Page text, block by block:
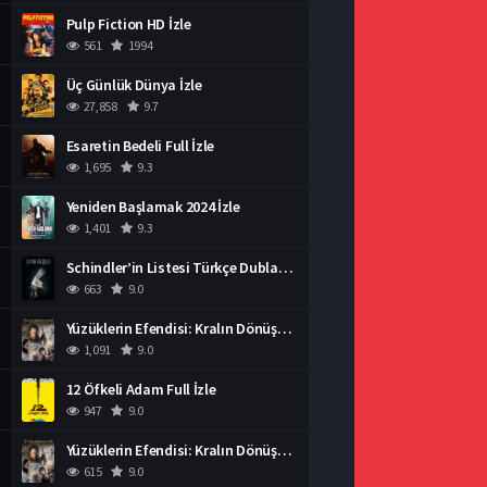
Pulp Fiction HD İzle
561 1994
Üç Günlük Dünya İzle
27,858 9.7
Esaretin Bedeli Full İzle
1,695 9.3
Yeniden Başlamak 2024 İzle
1,401 9.3
Schindler’in Listesi Türkçe Dublaj İzle
663 9.0
Yüzüklerin Efendisi: Kralın Dönüşü İzle
1,091 9.0
12 Öfkeli Adam Full İzle
947 9.0
Yüzüklerin Efendisi: Kralın Dönüşü İzle
615 9.0